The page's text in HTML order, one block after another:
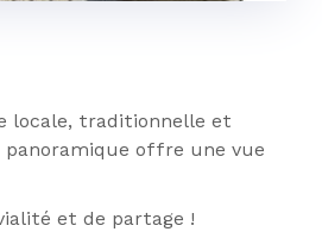
locale, traditionnelle et
panoramique offre une vue
et de partage !